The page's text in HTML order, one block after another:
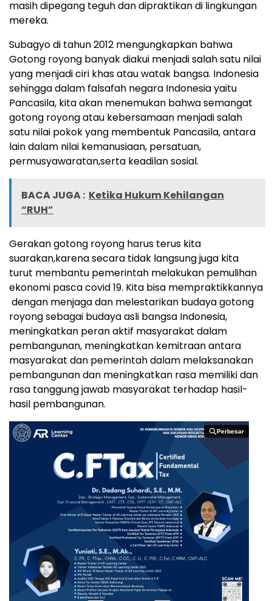
masih dipegang teguh dan dipraktikan di lingkungan
mereka.
Subagyo di tahun 2012 mengungkapkan bahwa
Gotong royong banyak diakui menjadi salah satu nilai
yang menjadi ciri khas atau watak bangsa. Indonesia
sehingga dalam falsafah negara Indonesia yaitu
Pancasila, kita akan menemukan bahwa semangat
gotong royong atau kebersamaan menjadi salah
satu nilai pokok yang membentuk Pancasila, antara
lain dalam nilai kemanusiaan, persatuan,
permusyawaratan,serta keadilan sosial.
BACA JUGA : Ketika Hukum Kehilangan
“RUH”
Gerakan gotong royong harus terus kita
suarakan,karena secara tidak langsung juga kita
turut membantu pemerintah melakukan pemulihan
ekonomi pasca covid 19. Kita bisa mempraktikkannya
dengan menjaga dan melestarikan budaya gotong
royong sebagai budaya asli bangsa Indonesia,
meningkatkan peran aktif masyarakat dalam
pembangunan, meningkatkan kemitraan antara
masyarakat dan pemerintah dalam melaksanakan
pembangunan dan meningkatkan rasa memiliki dan
rasa tanggung jawab masyarakat terhadap hasil-
hasil pembangunan.
Perbesar
Perbesar